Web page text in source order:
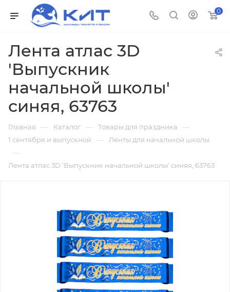
0
Лента атлас 3D
'Выпускник
начальной школы'
синяя, 63763
Главная — Каталог — Товары для праздника —
1 сентября и выпускной — Ленты для начальной школы
—
Лента атлас 3D 'Выпускник начальной школы' синяя, 63763